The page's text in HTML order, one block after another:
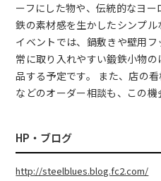
ーフにした物や、伝統的なヨー
鉄の素材感を生かしたシンプル
イベントでは、鍋敷きや壁用
常に取り入れやすい鍛鉄小物
品する予定です。 また、店の
などのオーダー相談も、この機
HP・ブログ
http://steelblues.blog.fc2.com/